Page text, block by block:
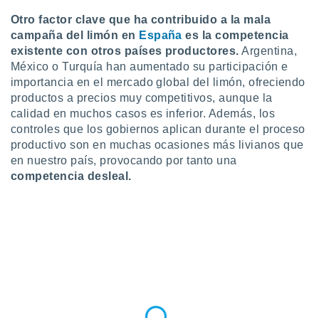
Otro factor clave que ha contribuido a la mala
campaña del limón en España es la competencia
existente con otros países productores. Argentina,
México o Turquía han aumentado su participación e
importancia en el mercado global del limón, ofreciendo
productos a precios muy competitivos, aunque la
calidad en muchos casos es inferior. Además, los
controles que los gobiernos aplican durante el proceso
productivo son en muchas ocasiones más livianos que
en nuestro país, provocando por tanto una
competencia desleal.